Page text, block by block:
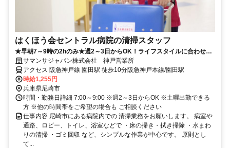
はくほう会セントラル病院の清掃スタッフ
★早朝7～9時の2hのみ★週2～3日からOK！ライフスタイルに合わせて
働ける！土曜日できる方は大歓迎♪
サマンサジャパン株式会社 神戸営業所
アクセス 阪急神戸線 園田駅 徒歩10分阪急神戸本線/園田駅
時給1,255円
兵庫県尼崎市
時間・勤務日詳細 7:00～9:00 ※週2～3日からOK ※土曜出勤できる
方 ※他の時間帯をご希望の場合も ご相談ください
仕事内容 尼崎市にある病院内での 清掃業務をお願いします。 病室や
通路、ロビー、トイレ、浴室などで ・床の掃き・拭き掃除 ・水まわ
りの清掃 ・ゴミ回収 など、シンプルな作業が中心です。 原則とし
て...